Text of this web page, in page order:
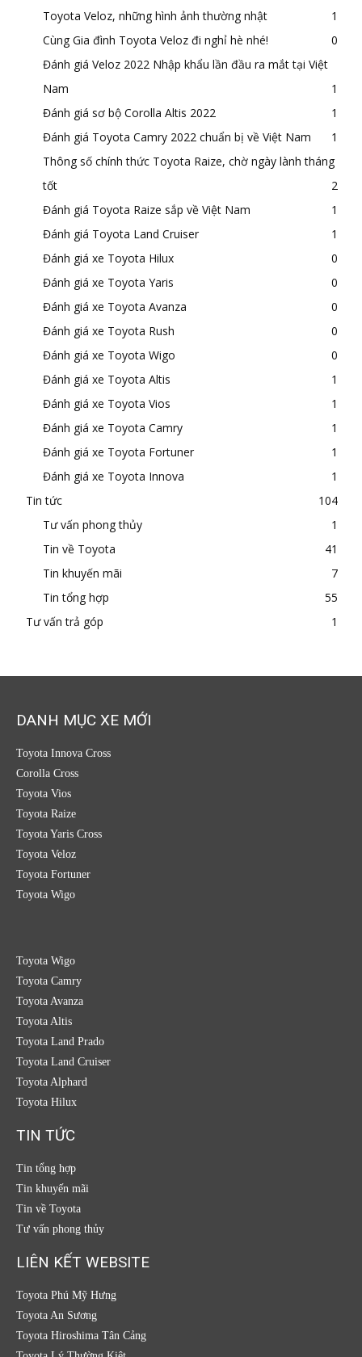
Toyota Veloz, những hình ảnh thường nhật
1
Cùng Gia đình Toyota Veloz đi nghỉ hè nhé!
0
Đánh giá Veloz 2022 Nhập khẩu lần đầu ra mắt tại Việt
Nam
1
Đánh giá sơ bộ Corolla Altis 2022
1
Đánh giá Toyota Camry 2022 chuẩn bị về Việt Nam
1
Thông số chính thức Toyota Raize, chờ ngày lành tháng
tốt
2
Đánh giá Toyota Raize sắp về Việt Nam
1
Đánh giá Toyota Land Cruiser
1
Đánh giá xe Toyota Hilux
0
Đánh giá xe Toyota Yaris
0
Đánh giá xe Toyota Avanza
0
Đánh giá xe Toyota Rush
0
Đánh giá xe Toyota Wigo
0
Đánh giá xe Toyota Altis
1
Đánh giá xe Toyota Vios
1
Đánh giá xe Toyota Camry
1
Đánh giá xe Toyota Fortuner
1
Đánh giá xe Toyota Innova
1
Tin tức
104
Tư vấn phong thủy
1
Tin về Toyota
41
Tin khuyến mãi
7
Tin tổng hợp
55
Tư vấn trả góp
1
DANH MỤC XE MỚI
Toyota Innova Cross
Corolla Cross
Toyota Vios
Toyota Raize
Toyota Yaris Cross
Toyota Veloz
Toyota Fortuner
Toyota Wigo
Toyota Wigo
Toyota Camry
Toyota Avanza
Toyota Altis
Toyota Land Prado
Toyota Land Cruiser
Toyota Alphard
Toyota Hilux
TIN TỨC
Tin tổng hợp
Tin khuyến mãi
Tin về Toyota
Tư vấn phong thủy
LIÊN KẾT WEBSITE
Toyota Phú Mỹ Hưng
Toyota An Sương
Toyota Hiroshima Tân Cảng